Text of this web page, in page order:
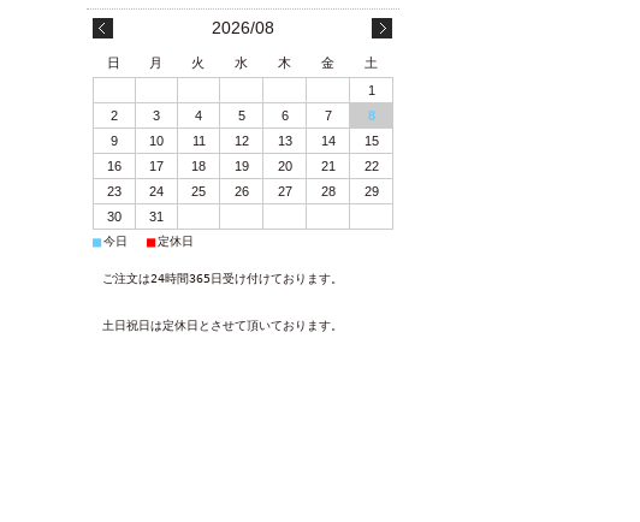
2026/08
日 月 火 水 木 金
土
1
2
3 4 5 6 7
8
9
10 11 12 13 14
15
16
17 18 19 20 21
22
23
24 25 26 27 28
29
30
31
■今日 ■定休日
ご注文は24時間365日受け付けております。
土日祝日は定休日とさせて頂いております。